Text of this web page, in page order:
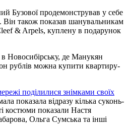
Бузової продемонстрував у себе
Він також показав шанувальникам
& Arpels, куплену в подарунок
Новосибірську, де Манукян
рублів можна купити квартиру-
поділилися знімками своїх
показала відразу кілька суконь-
костюми показали Настя
Ольга Сумська та інші